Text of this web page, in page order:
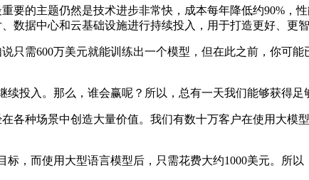
的主题仍然是技术进步非常快，成本每年降低约90%，
据中心和云基础设施进行持续投入，用于打造更好、更智
需600万美元就能训练出一个模型，但在此之前，你可能
入。那么，谁会赢呢？所以，总有一天我们能够获得足
种场景中创造大量价值。我们有数十万客户在使用大模
而使用大型语言模型后，只需花费大约1000美元。所以